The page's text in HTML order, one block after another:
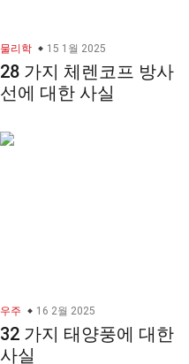
물리학 15 1월 2025
28 가지 체렌코프 방사
선에 대한 사실
우주 16 2월 2025
32 가지 태양풍에 대한
사실